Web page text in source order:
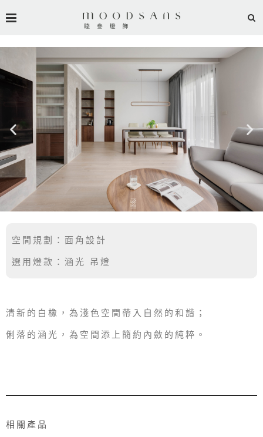
空間規劃：面角 設計
選用燈款：涵光 吊燈
清新的白橡，為淺色空間帶入自然的和諧；
俐落的涵光，為空間添上簡約內斂的純粹。
相關產品